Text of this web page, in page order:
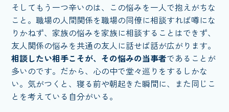
そしてもう一つ辛いのは、この悩みを一人で抱えがちな
こと。職場の人間関係を職場の同僚に相談すれば噂にな
りかねず、家族の悩みを家族に相談することはできず、
友人関係の悩みを共通の友人に話せば話が広がります。
相談したい相手こそが、その悩みの当事者であることが
多いのです。だから、心の中で堂々巡りをするしかな
い。気がつくと、寝る前や朝起きた瞬間に、また同じこ
とを考えている自分がいる。